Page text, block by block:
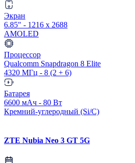
Экран
6.85" - 1216 x 2688
AMOLED
Процессор
Qualcomm Snapdragon 8 Elite
4320 МГц - 8 (2 + 6)
Батарея
6600 мАч - 80 Вт
Кремний-углеродный (Si/C)
ZTE Nubia Neo 3 GT 5G